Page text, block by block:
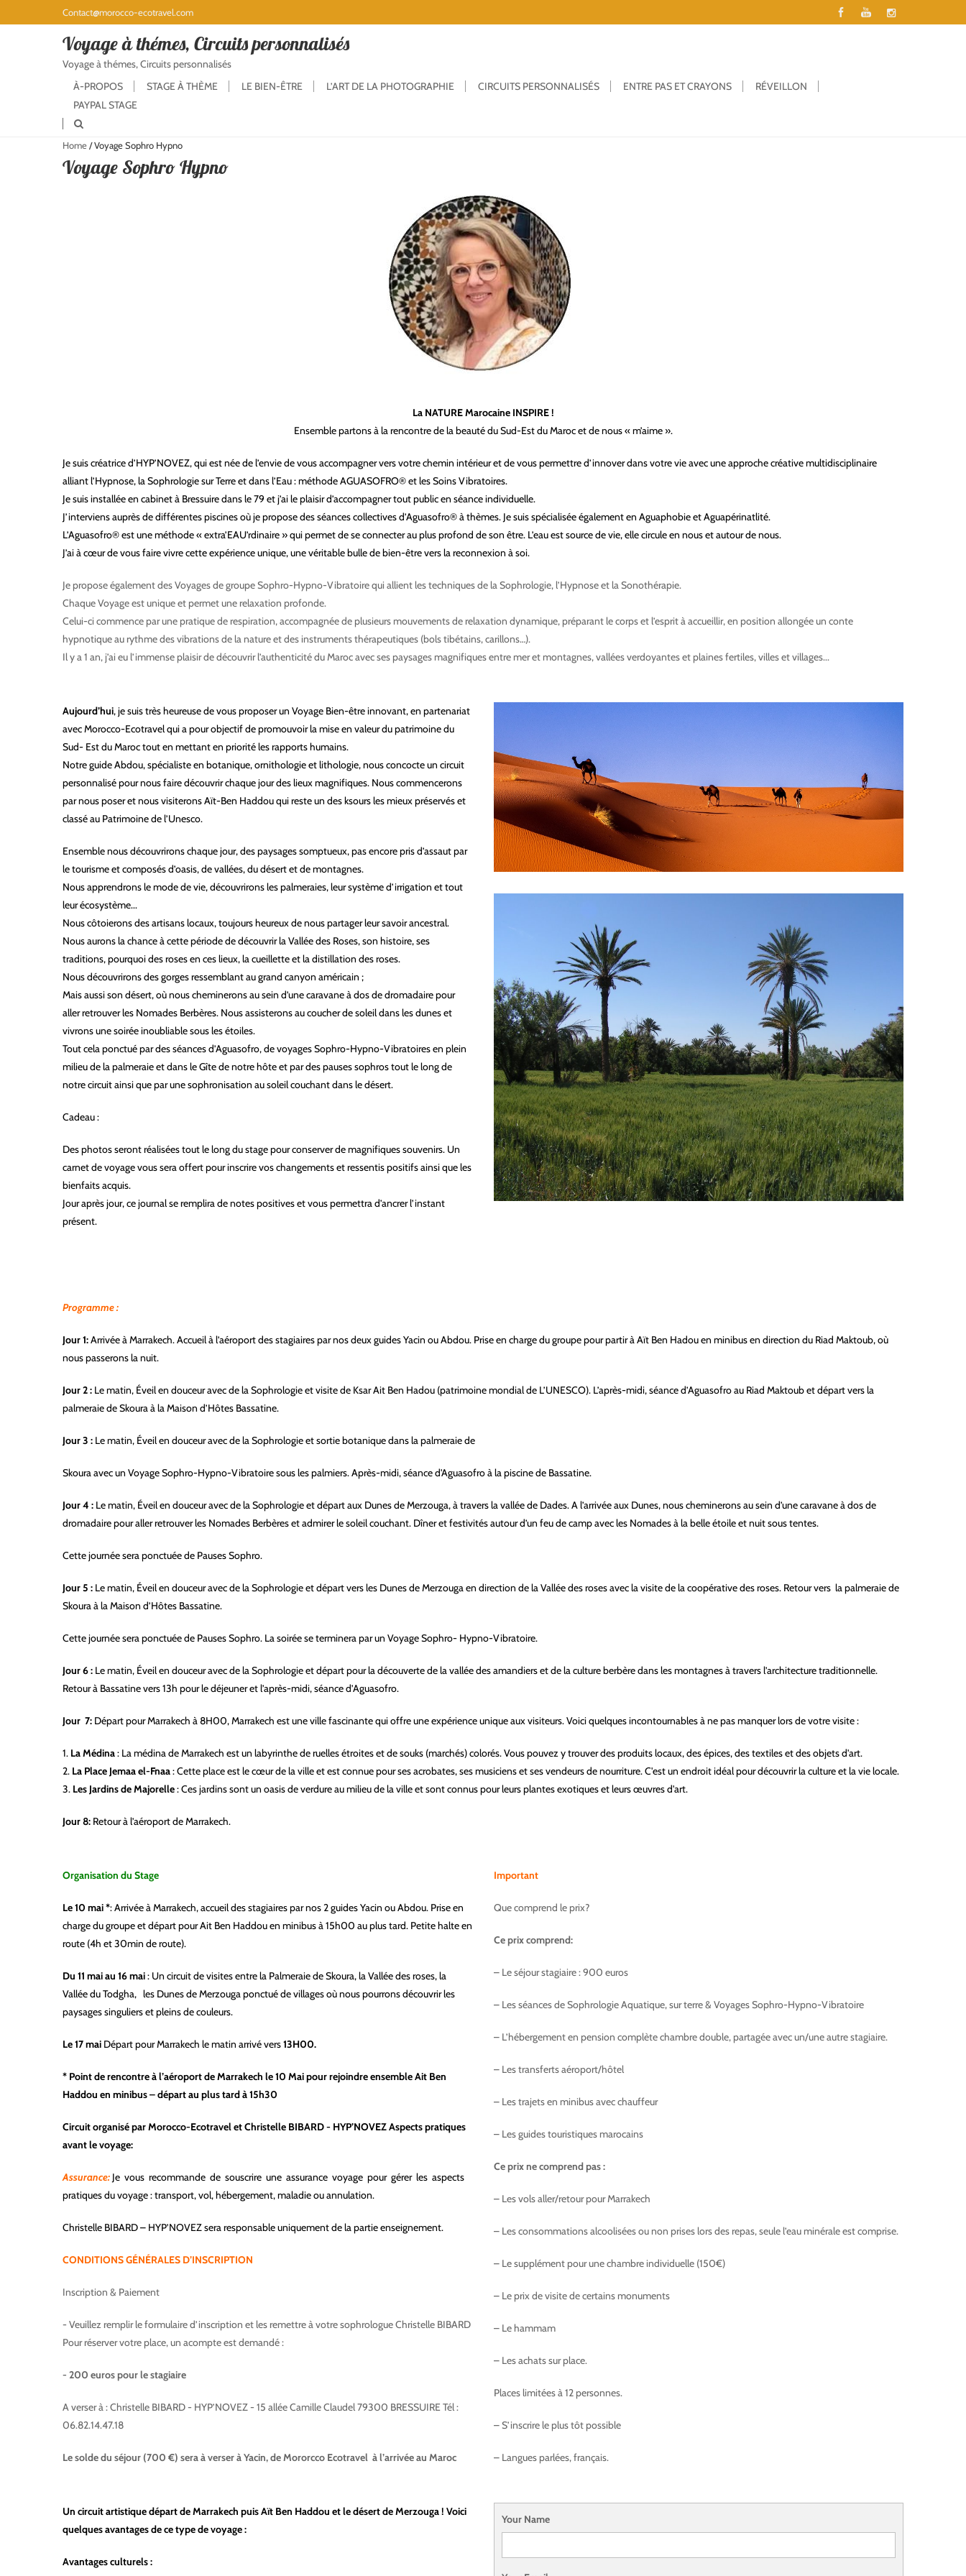
Contact@morocco-ecotravel.com
Voyage à thémes, Circuits personnalisés
Voyage à thémes, Circuits personnalisés
À-PROPOS
STAGE À THÈME LE BIEN-ÊTRE L’ART DE LA PHOTOGRAPHIE CIRCUITS PERSONNALISÉS ENTRE PAS ET CRAYONS
RÉVEILLON
PAYPAL STAGE
Home/Voyage Sophro Hypno
Voyage Sophro Hypno
La NATURE Marocaine INSPIRE !
Ensemble partons à la rencontre de la beauté du Sud-Est du Maroc et de nous « m’aime ».
Je suis créatrice d’HYP’NOVEZ, qui est née de l’envie de vous accompagner vers votre chemin intérieur et de vous permettre d’innover dans votre vie avec une approche créative multidisciplinaire
alliant l’Hypnose, la Sophrologie sur Terre et dans l’Eau : méthode AGUASOFRO® et les Soins Vibratoires.
Je suis installée en cabinet à Bressuire dans le 79 et j’ai le plaisir d’accompagner tout public en séance individuelle.
J’interviens auprès de différentes piscines où je propose des séances collectives d’Aguasofro® à thèmes. Je suis spécialisée également en Aguaphobie et Aguapérinatlité.
L’Aguasofro® est une méthode « extra’EAU’rdinaire » qui permet de se connecter au plus profond de son être. L’eau est source de vie, elle circule en nous et autour de nous.
J’ai à cœur de vous faire vivre cette expérience unique, une véritable bulle de bien-être vers la reconnexion à soi.
Je propose également des Voyages de groupe Sophro-Hypno-Vibratoire qui allient les techniques de la Sophrologie, l’Hypnose et la Sonothérapie.
Chaque Voyage est unique et permet une relaxation profonde.
Celui-ci commence par une pratique de respiration, accompagnée de plusieurs mouvements de relaxation dynamique, préparant le corps et l’esprit à accueillir, en position allongée un conte
hypnotique au rythme des vibrations de la nature et des instruments thérapeutiques (bols tibétains, carillons…).
Il y a 1 an, j’ai eu l’immense plaisir de découvrir l’authenticité du Maroc avec ses paysages magnifiques entre mer et montagnes, vallées verdoyantes et plaines fertiles, villes et villages...
Aujourd’hui, je suis très heureuse de vous proposer un Voyage Bien-être innovant, en partenariat
avec Morocco-Ecotravel qui a pour objectif de promouvoir la mise en valeur du patrimoine du
Sud- Est du Maroc tout en mettant en priorité les rapports humains.
Notre guide Abdou, spécialiste en botanique, ornithologie et lithologie, nous concocte un circuit
personnalisé pour nous faire découvrir chaque jour des lieux magnifiques. Nous commencerons
par nous poser et nous visiterons Aït-Ben Haddou qui reste un des ksours les mieux préservés et
classé au Patrimoine de l’Unesco.
Ensemble nous découvrirons chaque jour, des paysages somptueux, pas encore pris d’assaut par
le tourisme et composés d’oasis, de vallées, du désert et de montagnes.
Nous apprendrons le mode de vie, découvrirons les palmeraies, leur système d’irrigation et tout
leur écosystème...
Nous côtoierons des artisans locaux, toujours heureux de nous partager leur savoir ancestral.
Nous aurons la chance à cette période de découvrir la Vallée des Roses, son histoire, ses
traditions, pourquoi des roses en ces lieux, la cueillette et la distillation des roses.
Nous découvrirons des gorges ressemblant au grand canyon américain ;
Mais aussi son désert, où nous cheminerons au sein d’une caravane à dos de dromadaire pour
aller retrouver les Nomades Berbères. Nous assisterons au coucher de soleil dans les dunes et
vivrons une soirée inoubliable sous les étoiles.
Tout cela ponctué par des séances d’Aguasofro, de voyages Sophro-Hypno-Vibratoires en plein
milieu de la palmeraie et dans le Gîte de notre hôte et par des pauses sophros tout le long de
notre circuit ainsi que par une sophronisation au soleil couchant dans le désert.
Cadeau :
Des photos seront réalisées tout le long du stage pour conserver de magnifiques souvenirs. Un
carnet de voyage vous sera offert pour inscrire vos changements et ressentis positifs ainsi que les
bienfaits acquis.
Jour après jour, ce journal se remplira de notes positives et vous permettra d’ancrer l’instant
présent.
Programme :
Jour 1:Arrivée à Marrakech. Accueil à l’aéroport des stagiaires par nos deux guides Yacin ou Abdou. Prise en charge du groupe pour partir à Aït Ben Hadou en minibus en direction du Riad Maktoub, où
nous passerons la nuit.
Jour 2 : Le matin, Éveil en douceur avec de la Sophrologie et visite de Ksar Ait Ben Hadou (patrimoine mondial de L’UNESCO). L’après-midi, séance d’Aguasofro au Riad Maktoub et départ vers la
palmeraie de Skoura à la Maison d’Hôtes Bassatine.
Jour 3 : Le matin, Éveil en douceur avec de la Sophrologie et sortie botanique dans la palmeraie de
Skoura avec un Voyage Sophro-Hypno-Vibratoire sous les palmiers. Après-midi, séance d'Aguasofro à la piscine de Bassatine.
Jour 4 : Le matin, Éveil en douceur avec de la Sophrologie et départ aux Dunes de Merzouga, à travers la vallée de Dades. A l’arrivée aux Dunes, nous cheminerons au sein d’une caravane à dos de
dromadaire pour aller retrouver les Nomades Berbères et admirer le soleil couchant. Dîner et festivités autour d’un feu de camp avec les Nomades à la belle étoile et nuit sous tentes.
Cette journée sera ponctuée de Pauses Sophro.
Jour 5 : Le matin, Éveil en douceur avec de la Sophrologie et départ vers les Dunes de Merzouga en direction de la Vallée des roses avec la visite de la coopérative des roses. Retour vers la palmeraie de
Skoura à la Maison d’Hôtes Bassatine.
Cette journée sera ponctuée de Pauses Sophro. La soirée se terminera par un Voyage Sophro- Hypno-Vibratoire.
Jour 6 : Le matin, Éveil en douceur avec de la Sophrologie et départ pour la découverte de la vallée des amandiers et de la culture berbère dans les montagnes à travers l’architecture traditionnelle.
Retour à Bassatine vers 13h pour le déjeuner et l’après-midi, séance d’Aguasofro.
Jour 7: Départ pour Marrakech à 8H00, Marrakech est une ville fascinante qui offre une expérience unique aux visiteurs. Voici quelques incontournables à ne pas manquer lors de votre visite :
1. La Médina: La médina de Marrakech est un labyrinthe de ruelles étroites et de souks (marchés) colorés. Vous pouvez y trouver des produits locaux, des épices, des textiles et des objets d'art.
2. La Place Jemaa el-Fnaa: Cette place est le cœur de la ville et est connue pour ses acrobates, ses musiciens et ses vendeurs de nourriture. C'est un endroit idéal pour découvrir la culture et la vie locale.
3. Les Jardins de Majorelle: Ces jardins sont un oasis de verdure au milieu de la ville et sont connus pour leurs plantes exotiques et leurs œuvres d'art.
Jour 8: Retour à l’aéroport de Marrakech.
Organisation du Stage
Le 10 mai *: Arrivée à Marrakech, accueil des stagiaires par nos 2 guides Yacin ou Abdou. Prise en
charge du groupe et départ pour Ait Ben Haddou en minibus à 15h00 au plus tard. Petite halte en
route (4h et 30min de route).
Du 11 mai au 16 mai: Un circuit de visites entre la Palmeraie de Skoura, la Vallée des roses, la
Vallée du Todgha, les Dunes de Merzouga ponctué de villages où nous pourrons découvrir les
paysages singuliers et pleins de couleurs.
Le 17 mai Départ pour Marrakech le matin arrivé vers13H00.
* Point de rencontre à l’aéroport de Marrakech le 10 Mai pour rejoindre ensemble Ait Ben
Haddou en minibus – départ au plus tard à 15h30
Circuit organisé par Morocco-Ecotravel et Christelle BIBARD - HYP’NOVEZ Aspects pratiques
avant le voyage:
Assurance: Je vous recommande de souscrire une assurance voyage pour gérer les aspects
pratiques du voyage : transport, vol, hébergement, maladie ou annulation.
Christelle BIBARD – HYP’NOVEZ sera responsable uniquement de la partie enseignement.
CONDITIONS GÉNÉRALES D’INSCRIPTION
Inscription & Paiement
- Veuillez remplir le formulaire d’inscription et les remettre à votre sophrologue Christelle BIBARD
Pour réserver votre place, un acompte est demandé :
- 200 euros pour le stagiaire
A verser à : Christelle BIBARD - HYP’NOVEZ - 15 allée Camille Claudel 79300 BRESSUIRE Tél :
06.82.14.47.18
Le solde du séjour (700 €) sera à verser à Yacin, de Mororcco Ecotravel à l’arrivée au Maroc
Important
Que comprend le prix?
Ce prix comprend:
– Le séjour stagiaire : 900 euros
– Les séances de Sophrologie Aquatique, sur terre & Voyages Sophro-Hypno-Vibratoire
– L’hébergement en pension complète chambre double, partagée avec un/une autre stagiaire.
– Les transferts aéroport/hôtel
– Les trajets en minibus avec chauffeur
– Les guides touristiques marocains
Ce prix ne comprend pas :
– Les vols aller/retour pour Marrakech
– Les consommations alcoolisées ou non prises lors des repas, seule l’eau minérale est comprise.
– Le supplément pour une chambre individuelle (150€)
– Le prix de visite de certains monuments
– Le hammam
– Les achats sur place.
Places limitées à 12 personnes.
– S’inscrire le plus tôt possible
– Langues parlées, français.
Un circuit artistique départ de Marrakech puis Aït Ben Haddou et le désert de Merzouga ! Voici
quelques avantages de ce type de voyage :
Avantages culturels :
Your Name